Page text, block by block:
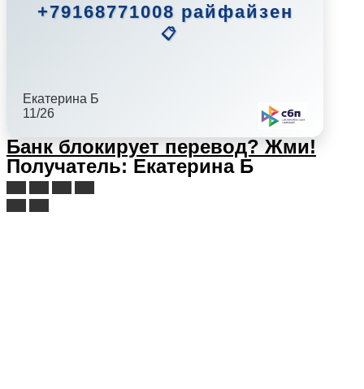
+79168771008 райфайзен
📋
Екатерина Б
11/26
Банк блокирует перевод? Жми!
Получатель: Екатерина Б